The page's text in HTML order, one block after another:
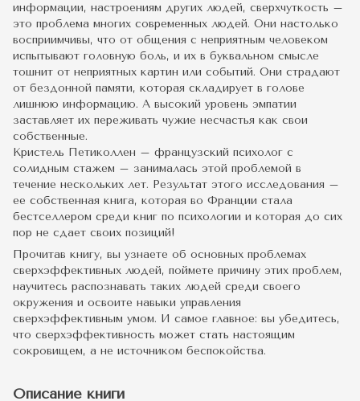
информации, настроениям других людей, сверхчуткость –
это проблема многих современных людей. Они настолько
восприимчивы, что от общения с неприятным человеком
испытывают головную боль, и их в буквальном смысле
тошнит от неприятных картин или событий. Они страдают
от бездонной памяти, которая складирует в голове
лишнюю информацию. А высокий уровень эмпатии
заставляет их переживать чужие несчастья как свои
собственные.
Кристель Петиколлен – французский психолог с
солидным стажем – занималась этой проблемой в
течение нескольких лет. Результат этого исследования –
ее собственная книга, которая во Франции стала
бестселлером среди книг по психологии и которая до сих
пор не сдает своих позиций!
Прочитав книгу, вы узнаете об основных проблемах
сверхэффективных людей, поймете причину этих проблем,
научитесь распознавать таких людей среди своего
окружения и освоите навыки управления
сверхэффективным умом. И самое главное: вы убедитесь,
что сверхэффективность может стать настоящим
сокровищем, а не источником беспокойства.
Описание книги